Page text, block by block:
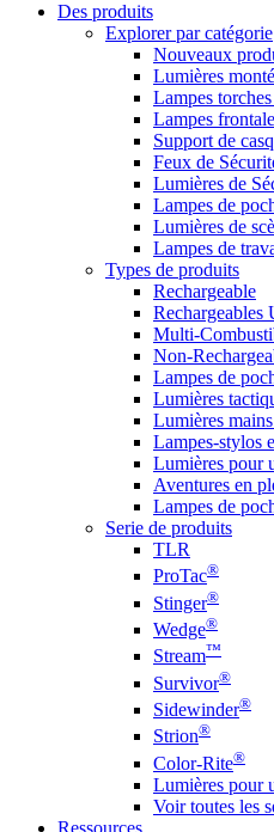
Des produits
Explorer par catégorie
Nouveaux
Lumières
Lampes
Lampes
Support de
Feux de
Lumières de
Lampes de
Lumières de
Lampes de
Types de produits
Rechargeable
Rechargeables
Multi-
Non-
Lampes de
Lumières
Lumières
Lampes-stylos
Lumières pour
Aventures en
Lampes de
Serie de produits
TLR
ProTac®
Stinger®
Wedge®
Stream™
Survivor®
Sidewinder®
Strion®
Color-Rite®
Lumières pour
Voir toutes les
Ressources